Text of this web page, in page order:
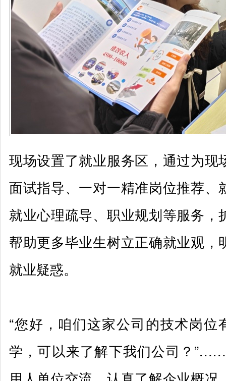
现场设置了就业服务区，通过为现
面试指导、一对一精准岗位推荐、
就业心理疏导、职业规划等服务，
帮助更多毕业生树立正确就业观，
就业疑惑。
“您好，咱们这家公司的技术岗位
学，可以来了解下我们公司？